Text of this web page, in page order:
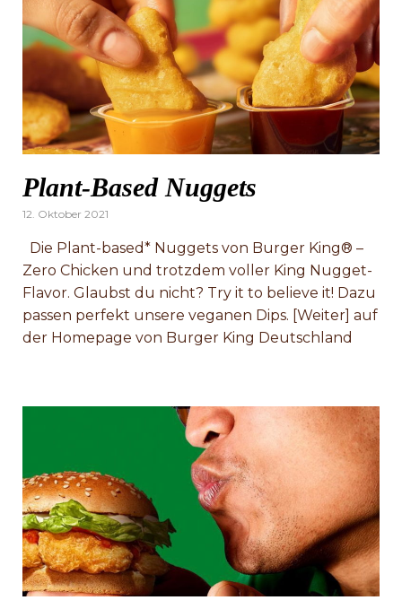
Plant-Based Nuggets
Posted
12. Oktober 2021
Die Plant-based* Nuggets von Burger King® –
Zero Chicken und trotzdem voller King Nugget-
Flavor. Glaubst du nicht? Try it to believe it! Dazu
passen perfekt unsere veganen Dips. [Weiter] auf
der Homepage von Burger King Deutschland